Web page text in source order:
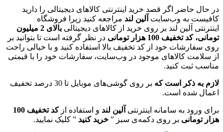
در حال حاضر اگر قصد خرید اینترنتی کالاهای دیجیتالی را دارید
کافیست به وب‌سایت آلین لند مراجعه کنید زیرا فروشگاه
اینترنتی آلین لند بر روی خرید از کالاهای دیجیتالی
بالای 2 میلیون
تومانی، کدتخفیف 100 هزار تومانی
در نظر گرفته است تا بتوانید بر
روی سفارشات خود از کد تخفیف بالا استفاده کنید و با خیالی راحت
از سلامت کالاهای موجود در وب‌سایت، سفارشات خود را با قیمتی
مناسب ثبت کنید.
لازم به ذکر است که
بر روی گوشی‌های موبایل تا 30 درصد تخفیف
اعمال شده است.
برای ورود به سامانه اینترنتی آلین لند و استفاده از
کد تخفیف 100
هزار تومانی بر روی دکمه‌ی سبز ” خرید کنید ” کلیک نمایید.